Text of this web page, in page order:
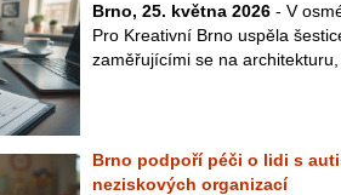
Brno, 25. května 2026 - V
Pro Kreativní Brno uspěla
zaměřujícími se na
Brno podpoří péči o lidi s
neziskových organizací